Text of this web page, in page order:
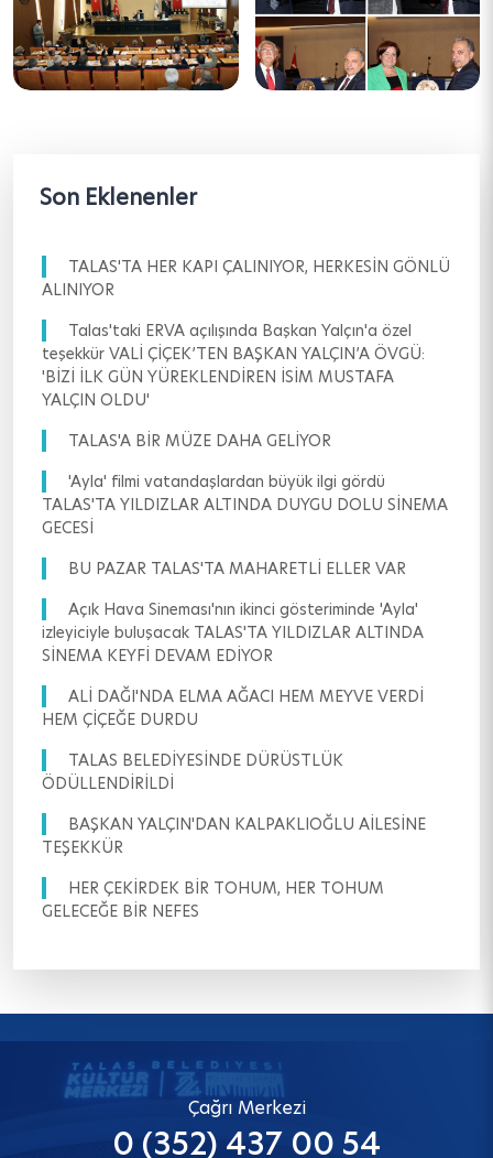
Son Eklenenler
TALAS'TA HER KAPI ÇALINIYOR, HERKESİN GÖNLÜ
ALINIYOR
Talas'taki ERVA açılışında Başkan Yalçın'a özel
teşekkür VALİ ÇİÇEK’TEN BAŞKAN YALÇIN’A ÖVGÜ:
'BİZİ İLK GÜN YÜREKLENDİREN İSİM MUSTAFA
YALÇIN OLDU'
TALAS'A BİR MÜZE DAHA GELİYOR
'Ayla' filmi vatandaşlardan büyük ilgi gördü
TALAS'TA YILDIZLAR ALTINDA DUYGU DOLU SİNEMA
GECESİ
BU PAZAR TALAS'TA MAHARETLİ ELLER VAR
Açık Hava Sineması'nın ikinci gösteriminde 'Ayla'
izleyiciyle buluşacak TALAS'TA YILDIZLAR ALTINDA
SİNEMA KEYFİ DEVAM EDİYOR
ALİ DAĞI'NDA ELMA AĞACI HEM MEYVE VERDİ
HEM ÇİÇEĞE DURDU
TALAS BELEDİYESİNDE DÜRÜSTLÜK
ÖDÜLLENDİRİLDİ
BAŞKAN YALÇIN'DAN KALPAKLIOĞLU AİLESİNE
TEŞEKKÜR
HER ÇEKİRDEK BİR TOHUM, HER TOHUM
GELECEĞE BİR NEFES
Çağrı Merkezi
0 (352) 437 00 54